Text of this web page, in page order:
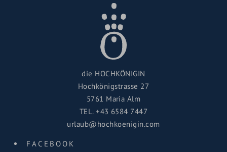
die HOCHKÖNIGIN
Hochkönigstrasse 27
5761 Maria Alm
TEL.+43 6584 7447
urlaub@hochkoenigin.com
FACEBOOK